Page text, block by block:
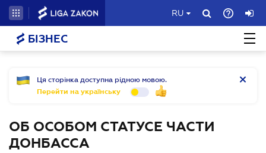
RU
БІЗНЕС
Ця сторінка доступна рідною мовою.
Перейти на українську
ОБ ОСОБОМ СТАТУСЕ ЧАСТИ
ДОНБАССА